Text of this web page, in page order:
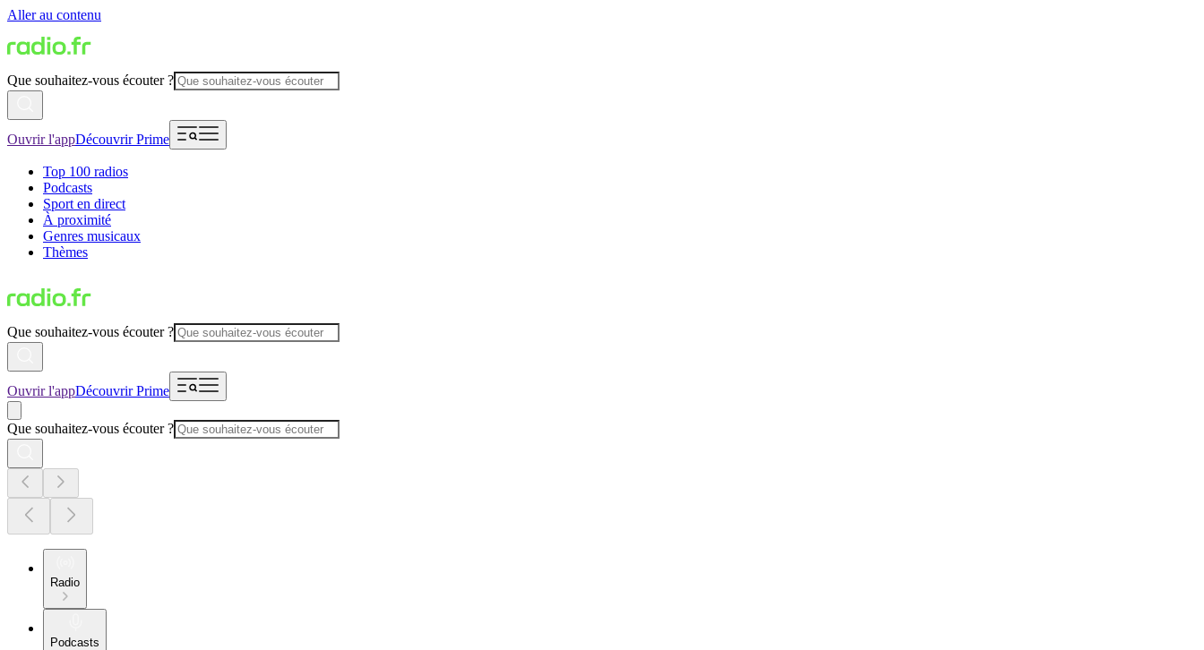
Aller au contenu
Que souhaitez-vous écouter ?
Ouvrir l'appDécouvrir Prime
Top 100 radios
Podcasts
Sport en direct
À proximité
Genres musicaux
Thèmes
Que souhaitez-vous écouter ?
Ouvrir l'appDécouvrir Prime
Que souhaitez-vous écouter ?
Radio
Podcasts